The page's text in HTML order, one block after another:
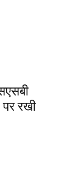
रखी